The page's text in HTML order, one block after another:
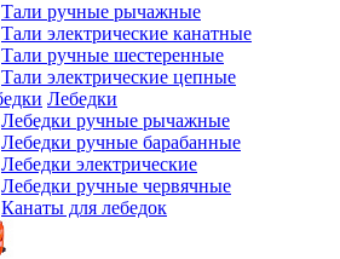
Тали ручные рычажные
Тали электрические канатные
Тали ручные шестеренные
Тали электрические цепные
Лебедки
Лебедки ручные рычажные
Лебедки ручные барабанные
Лебедки электрические
Лебедки ручные червячные
Канаты для лебедок